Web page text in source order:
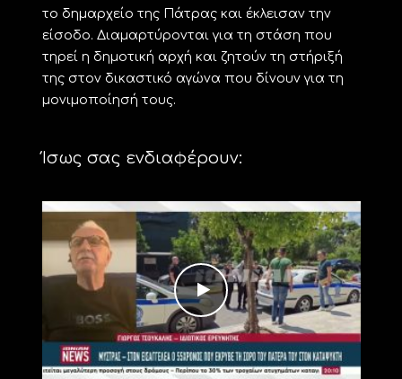
το δημαρχείο της Πάτρας και έκλεισαν την
είσοδο. Διαμαρτύρονται για τη στάση που
τηρεί η δημοτική αρχή και ζητούν τη στήριξή
της στον δικαστικό αγώνα που δίνουν για τη
μονιμοποίησή τους.
Ίσως σας ενδιαφέρουν: